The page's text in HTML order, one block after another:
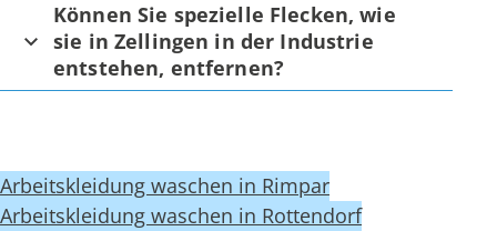
Können Sie spezielle Flecken, wie
sie in Zellingen in der Industrie
entstehen, entfernen?
Arbeitskleidung waschen in Rimpar
Arbeitskleidung waschen in Rottendorf